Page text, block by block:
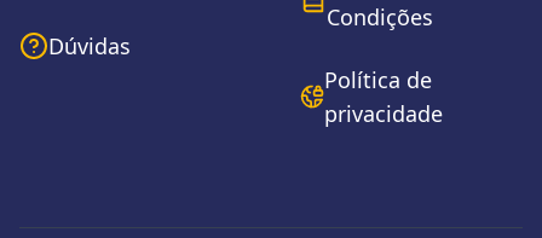
Dúvidas
Condições
Política de
privacidade